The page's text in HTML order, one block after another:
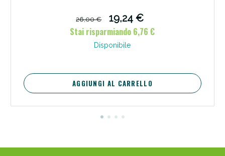
26,00 €
19,24 €
Stai risparmiando 6,76 €
Disponibile
AGGIUNGI AL CARRELLO